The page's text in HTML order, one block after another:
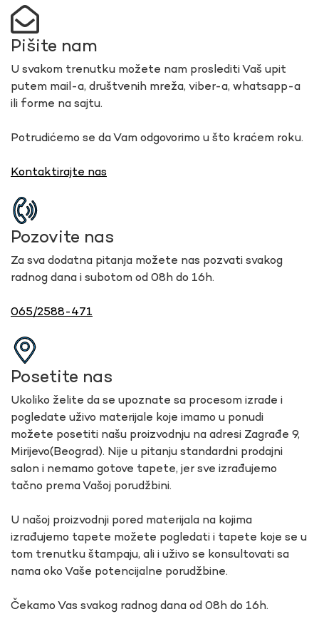
Pišite nam
U svakom trenutku možete nam proslediti Vaš upit
putem mail-a, društvenih mreža, viber-a, whatsapp-a
ili forme na sajtu.
Potrudićemo se da Vam odgovorimo u što kraćem roku.
Kontaktirajte nas
Pozovite nas
Za sva dodatna pitanja možete nas pozvati svakog
radnog dana i subotom od 08h do 16h.
065/2588-471
Posetite nas
Ukoliko želite da se upoznate sa procesom izrade i
pogledate uživo materijale koje imamo u ponudi
možete posetiti našu proizvodnju na adresi Zagrađe 9,
Mirijevo(Beograd). Nije u pitanju standardni prodajni
salon i nemamo gotove tapete, jer sve izrađujemo
tačno prema Vašoj porudžbini.
U našoj proizvodnji pored materijala na kojima
izrađujemo tapete možete pogledati i tapete koje se u
tom trenutku štampaju, ali i uživo se konsultovati sa
nama oko Vaše potencijalne porudžbine.
Čekamo Vas svakog radnog dana od 08h do 16h.